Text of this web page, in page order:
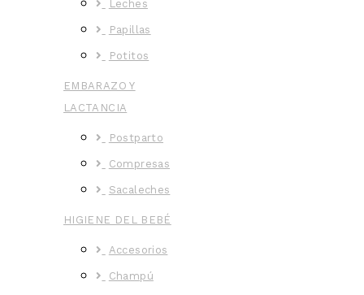
Leches
Papillas
Potitos
EMBARAZO Y
LACTANCIA
Postparto
Compresas
Sacaleches
HIGIENE DEL BEBÉ
Accesorios
Champú